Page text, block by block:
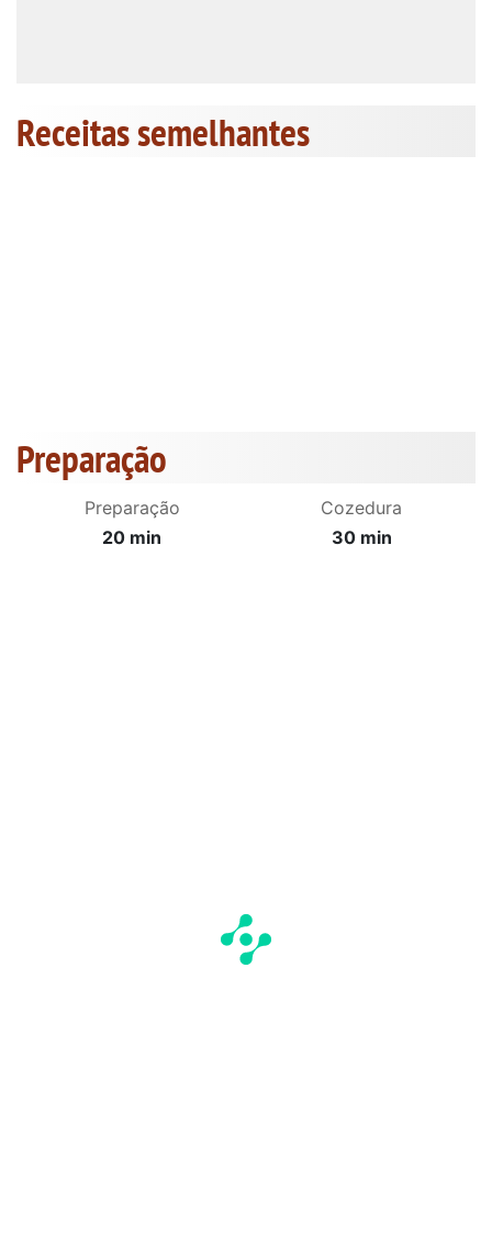
Receitas semelhantes
Preparação
Preparação
20 min
Cozedura
30 min